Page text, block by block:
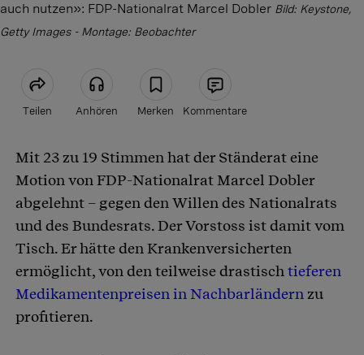
auch nutzen»: FDP-Nationalrat Marcel Dobler Bild: Keystone,
Getty Images - Montage: Beobachter
Teilen Anhören Merken Kommentare
Artikel teilen
Mit 23 zu 19 Stimmen hat der Ständerat eine
Motion von FDP-Nationalrat Marcel Dobler
abgelehnt – gegen den Willen des Nationalrats
und des Bundesrats. Der Vorstoss ist damit vom
Tisch. Er hätte den Krankenversicherten
ermöglicht, von den teilweise drastischtieferen
Medikamentenpreisen in Nachbarländernzu
profitieren.